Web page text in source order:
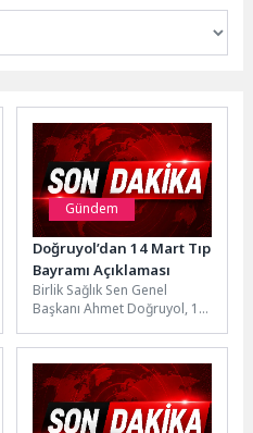
Gündem
Doğruyol’dan 14 Mart Tıp
Bayramı Açıklaması
Birlik Sağlık Sen Genel
Başkanı Ahmet Doğruyol, 14
bir açıklama
yayınladı.n“Bayram...